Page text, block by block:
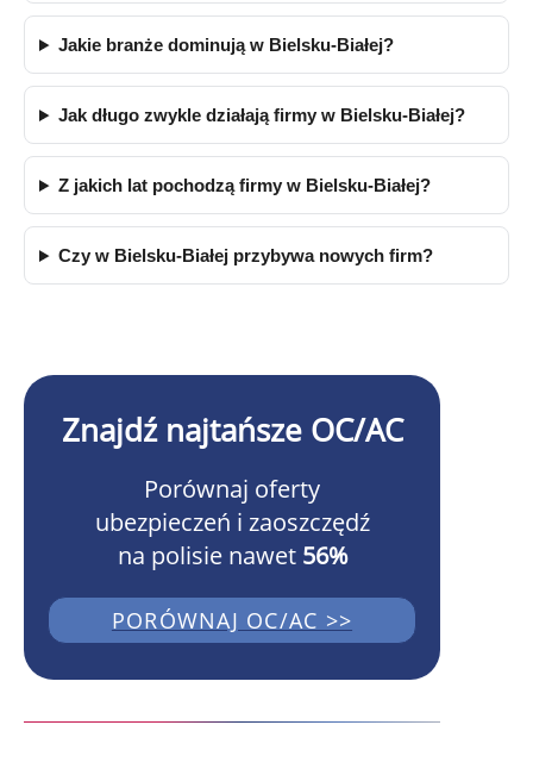
Jakie branże dominują w Bielsku-Białej?
Jak długo zwykle działają firmy w Bielsku-Białej?
Z jakich lat pochodzą firmy w Bielsku-Białej?
Czy w Bielsku-Białej przybywa nowych firm?
Znajdź najtańsze OC/AC
Porównaj oferty
ubezpieczeń i zaoszczędź
na polisie nawet 56%
PORÓWNAJ OC/AC >>